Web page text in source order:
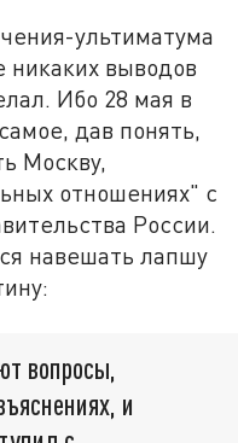
ультиматума
выводов
Ибо 28 мая в
дав понять,
Москву,
отношениях" с
России.
навешать лапшу
вопросы,
и